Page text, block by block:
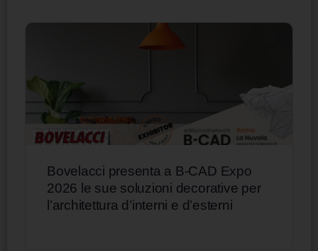
Bovelacci presenta a B-CAD Expo
2026 le sue soluzioni decorative per
l’architettura d’interni e d’esterni